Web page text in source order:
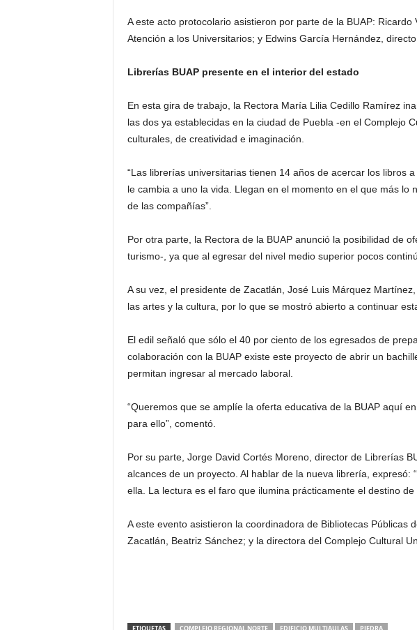
A este acto protocolario asistieron por parte de la BUAP:
Atención a los Universitarios; y Edwins García Hernández,
Librerías BUAP presente en el interior del estado
En esta gira de trabajo, la Rectora María Lilia Cedillo Ramírez
las dos ya establecidas en la ciudad de Puebla -en el Complejo
culturales, de creatividad e imaginación.
“Las librerías universitarias tienen 14 años de acercar los libros
le cambia a uno la vida. Llegan en el momento en el que más
de las compañías”.
Por otra parte, la Rectora de la BUAP anunció la posibilidad de
turismo-, ya que al egresar del nivel medio superior pocos
A su vez, el presidente de Zacatlán, José Luis Márquez
las artes y la cultura, por lo que se mostró abierto a continuar
El edil señaló que sólo el 40 por ciento de los egresados de
colaboración con la BUAP existe este proyecto de abrir un
permitan ingresar al mercado laboral.
“Queremos que se amplíe la oferta educativa de la BUAP aquí
para ello”, comentó.
Por su parte, Jorge David Cortés Moreno, director de Librerías
alcances de un proyecto. Al hablar de la nueva librería,
ella. La lectura es el faro que ilumina prácticamente el destino de
A este evento asistieron la coordinadora de Bibliotecas Públicas
Zacatlán, Beatriz Sánchez; y la directora del Complejo Cultural
ETIQUETAS COMPLEJO REGIONAL NORTE EDIFICIO MULTIAULAS PIEDRA